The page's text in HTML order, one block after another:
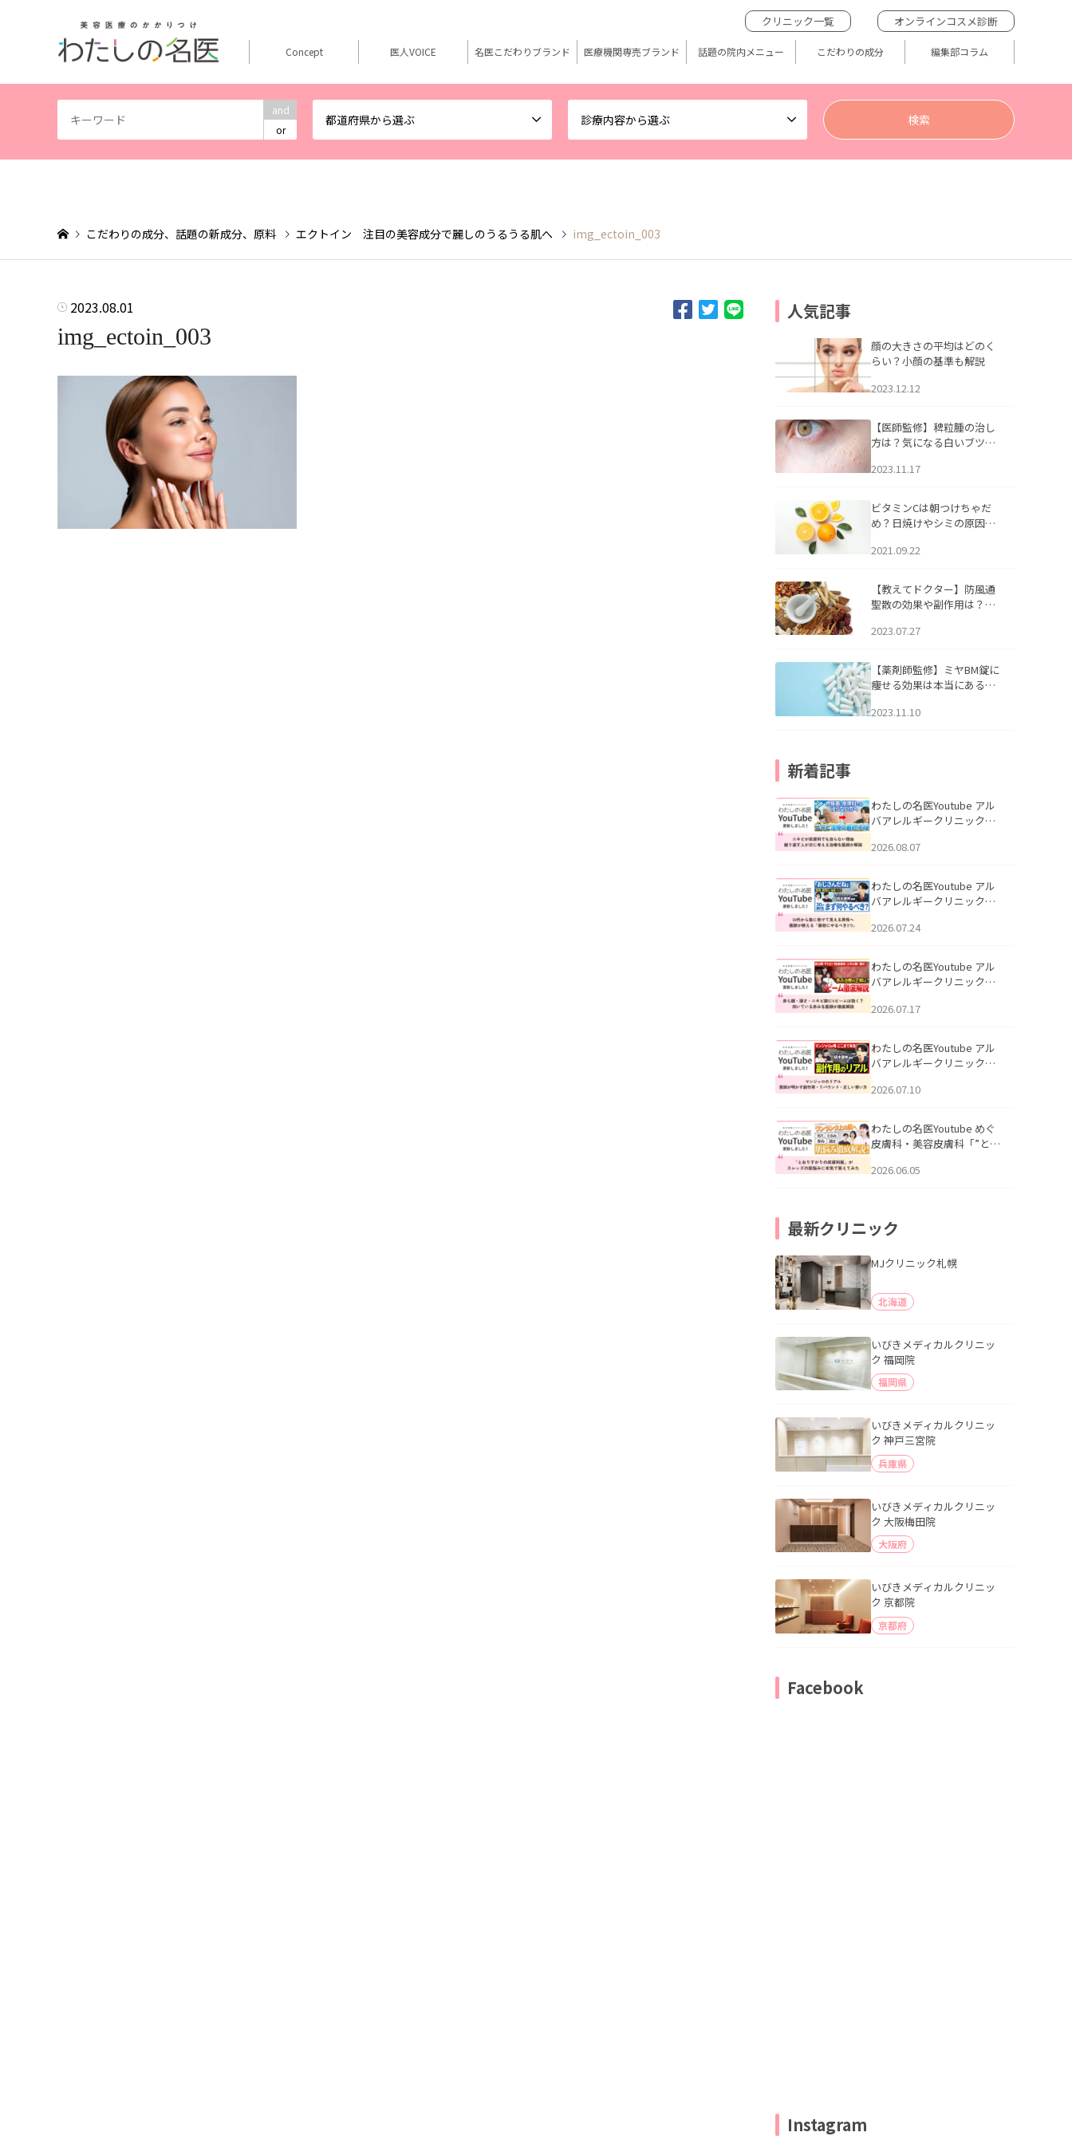
and
or
都道府県から選ぶ 診療内容から選ぶ
クリニック一覧 オンラインコスメ診断
Concept 医人VOICE 名医こだわりブランド 医療機関専売ブランド 話題の院内メニュー こだわりの成分 編集部コラム
こだわりの成分、話題の新成分、原料 エクトイン 注目の美容成分で麗しのうるうる肌へ img_ectoin_003
2023.08.01
img_ectoin_003
人気記事
顔の大きさの平均はどのく
らい？小顔の基準も解説
2023.12.12
【医師監修】稗粒腫の治し
方は？気になる白いブツブ
アについて
2023.11.17
ビタミンCは朝つけちゃだ
め？日焼けやシミの原因に
2021.09.22
【教えてドクター】防風通
聖散の効果や副作用は？長
2023.07.27
【薬剤師監修】ミヤBM錠に
痩せる効果は本当にある
2023.11.10
新着記事
わたしの名医Youtube アル
バアレルギークリニック札
らない理由｜繰り返す人が
説」を公開いたしました。
2026.08.07
わたしの名医Youtube アル
バアレルギークリニック札
える男性へ｜医師が教える
公開いたしました。
2026.07.24
わたしの名医Youtube アル
バアレルギークリニック札
跡にVビームは効く？向いて
説」を公開いたしました。
2026.07.17
わたしの名医Youtube アル
バアレルギークリニック札
医師が明かす副作用・リバ
公開いたしました。
2026.07.10
わたしの名医Youtube めぐ
皮膚科・美容皮膚科「”とお
ッズの肌悩みに本気で答え
2026.06.05
最新クリニック
MJクリニック札幌
北海道
いびきメディカルクリニッ
ク 福岡院
福岡県
いびきメディカルクリニッ
ク 神戸三宮院
兵庫県
いびきメディカルクリニッ
ク 大阪梅田院
大阪府
いびきメディカルクリニッ
ク 京都院
京都府
Facebook
Instagram